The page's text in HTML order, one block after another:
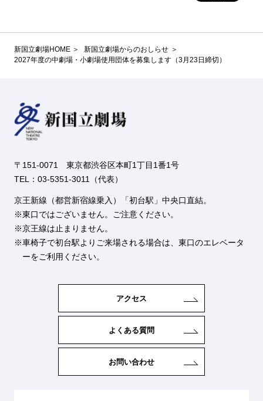
新国立劇場HOME
新国立劇場からのおしらせ
2027年度の中劇場・小劇場使用団体を募集します（3月23日締切）
〒151-0071 東京都渋谷区本町1丁目1番1号
TEL：03-5351-3011（代表）
京王新線（都営新宿線乗入）「初台駅」中央口直結。
東口ではございません。ご注意ください。
京王線は止まりません。
車椅子で初台駅よりご来場される場合は、東口のエレベータ
ーをご利用ください。
アクセス
よくある質問
お問い合わせ